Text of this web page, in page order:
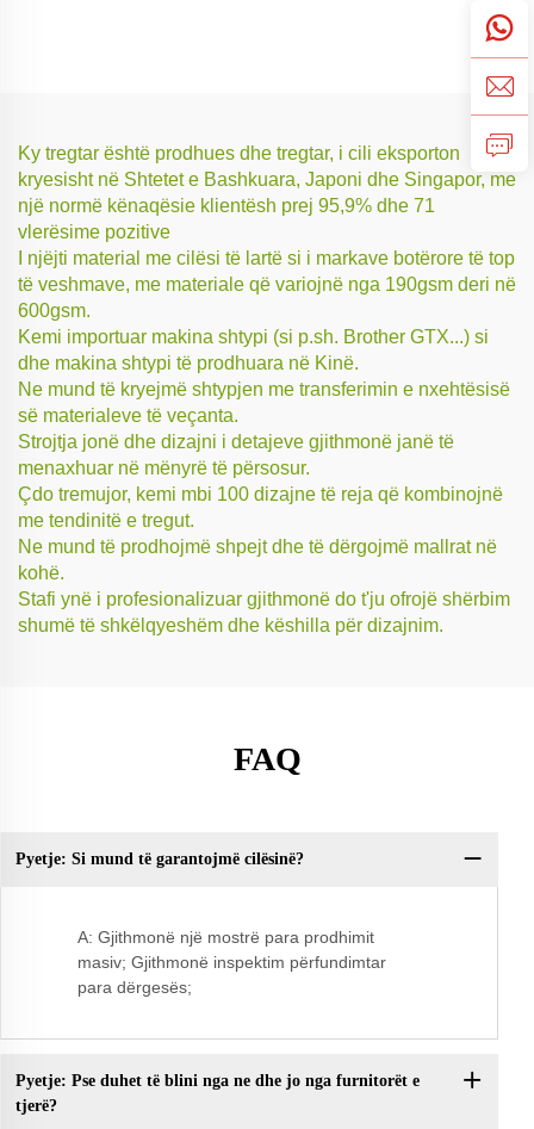
Ky tregtar është prodhues dhe tregtar, i cili eksporton
kryesisht në Shtetet e Bashkuara, Japoni dhe Singapor, me
një normë kënaqësie klientësh prej 95,9% dhe 71
vlerësime pozitive
I njëjti material me cilësi të lartë si i markave botërore të top
të veshmave, me materiale që variojnë nga 190gsm deri në
600gsm.
Kemi importuar makina shtypi (si p.sh. Brother GTX...) si
dhe makina shtypi të prodhuara në Kinë.
Ne mund të kryejmë shtypjen me transferimin e nxehtësisë
së materialeve të veçanta.
Strojtja jonë dhe dizajni i detajeve gjithmonë janë të
menaxhuar në mënyrë të përsosur.
Çdo tremujor, kemi mbi 100 dizajne të reja që kombinojnë
me tendinitë e tregut.
Ne mund të prodhojmë shpejt dhe të dërgojmë mallrat në
kohë.
Stafi ynë i profesionalizuar gjithmonë do t'ju ofrojë shërbim
shumë të shkëlqyeshëm dhe këshilla për dizajnim.
FAQ
Pyetje: Si mund të garantojmë cilësinë?
A: Gjithmonë një mostrë para prodhimit
masiv; Gjithmonë inspektim përfundimtar
para dërgesës;
Pyetje: Pse duhet të blini nga ne dhe jo nga furnitorët e
tjerë?